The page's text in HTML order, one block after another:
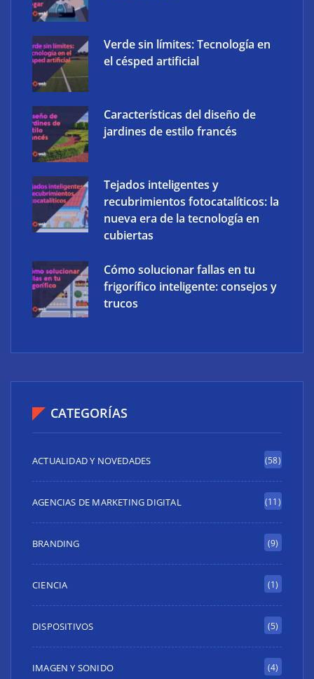
Verde sin límites: Tecnología en
el césped artificial
Características del diseño de
jardines de estilo francés
Tejados inteligentes y
recubrimientos fotocatalíticos: la
nueva era de la tecnología en
cubiertas
Cómo solucionar fallas en tu
frigorífico inteligente: consejos y
trucos
CATEGORÍAS
ACTUALIDAD Y NOVEDADES (58)
AGENCIAS DE MARKETING DIGITAL (11)
BRANDING (9)
CIENCIA (1)
DISPOSITIVOS (5)
IMAGEN Y SONIDO (4)